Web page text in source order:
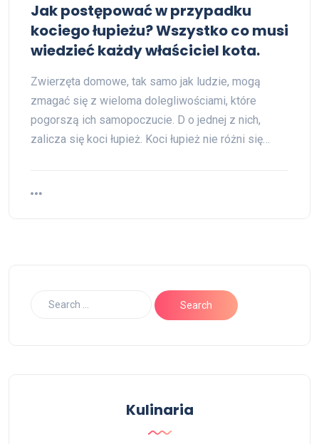
Jak postępować w przypadku
kociego łupieżu? Wszystko co musi
wiedzieć każdy właściciel kota.
Zwierzęta domowe, tak samo jak ludzie, mogą
zmagać się z wieloma dolegliwościami, które
pogorszą ich samopoczucie. D o jednej z nich,
zalicza się koci łupież. Koci łupież nie różni się…
Kulinaria